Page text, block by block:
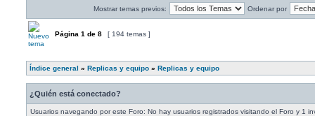
Mostrar temas previos: Ordenar por
Página 1 de 8 [ 194 temas ]
Índice general » Replicas y equipo » Replicas y equipo
¿Quién está conectado?
Usuarios navegando por este Foro: No hay usuarios registrados visitando el Foro y 1